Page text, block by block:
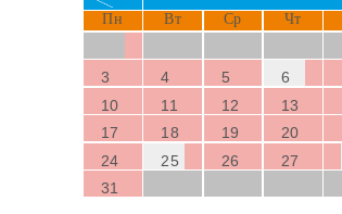
Пн Вт Ср Чт
3
4 5 6
10
11 12 13
17
18 19 20
24
25 26 27
31